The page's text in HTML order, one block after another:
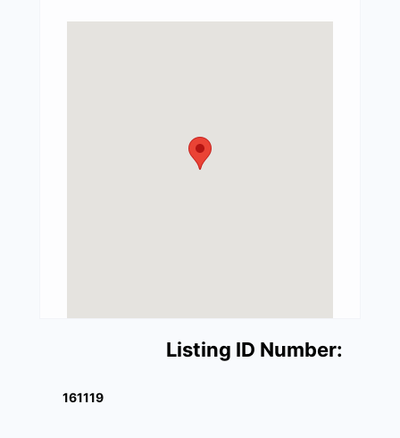
Listing ID Number:
161119